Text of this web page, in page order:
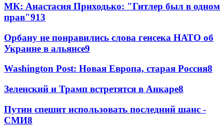
МК: Анастасия Приходько: "Гитлер был в одном
прав"913
Орбану не понравились слова генсека НАТО об
Украине в альянсе9
Washington Post: Новая Европа, старая Россия8
Зеленский и Трамп встретятся в Анкаре8
Путин спешит использовать последний шанс -
СМИ8